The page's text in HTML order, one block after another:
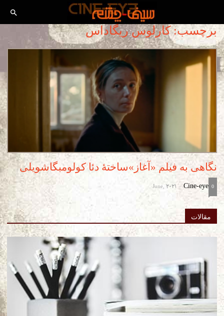
برچسب: کارلوس ریگاداس
نگاهی به فیلم «آغاز»ساختۀ دئا کولومبگاشویلی
Cine-eye
-
June, 2021 0
مقالات